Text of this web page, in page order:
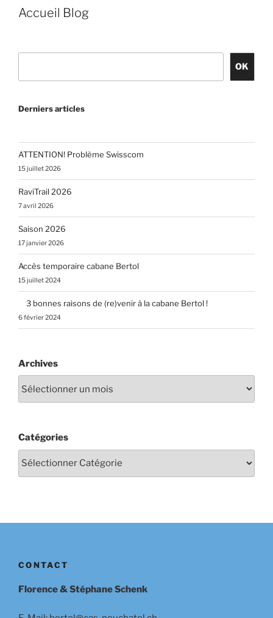
Accueil Blog
OK
Derniers articles
ATTENTION! Problème Swisscom
15 juillet 2026
RaviTrail 2026
7 avril 2026
Saison 2026
17 janvier 2026
Accès temporaire cabane Bertol
15 juillet 2024
3 bonnes raisons de (re)venir à la cabane Bertol !
6 février 2024
Archives
Catégories
CONTACT
Florence & Stéphane Schenk